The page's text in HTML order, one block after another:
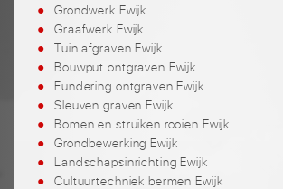
Grondwerk Ewijk
Graafwerk Ewijk
Tuin afgraven Ewijk
Bouwput ontgraven Ewijk
Fundering ontgraven Ewijk
Sleuven graven Ewijk
Bomen en struiken rooien Ewijk
Grondbewerking Ewijk
Landschapsinrichting Ewijk
Cultuurtechniek bermen Ewijk